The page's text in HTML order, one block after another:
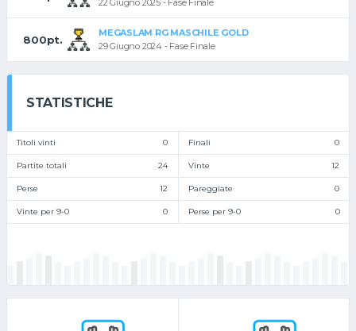
22 Giugno 2025 - Fase Finale
800pt.
MEGASLAM RG MASCHILE GOLD
29 Giugno 2024 - Fase Finale
STATISTICHE
Titoli vinti 0 Finali 0
Partite totali 24 Vinte 12
Perse 12 Pareggiate 0
Vinte per 9-0 0 Perse per 9-0 0